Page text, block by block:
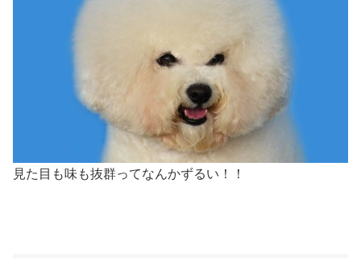
見た目も味も抜群ってなんかずるい！！